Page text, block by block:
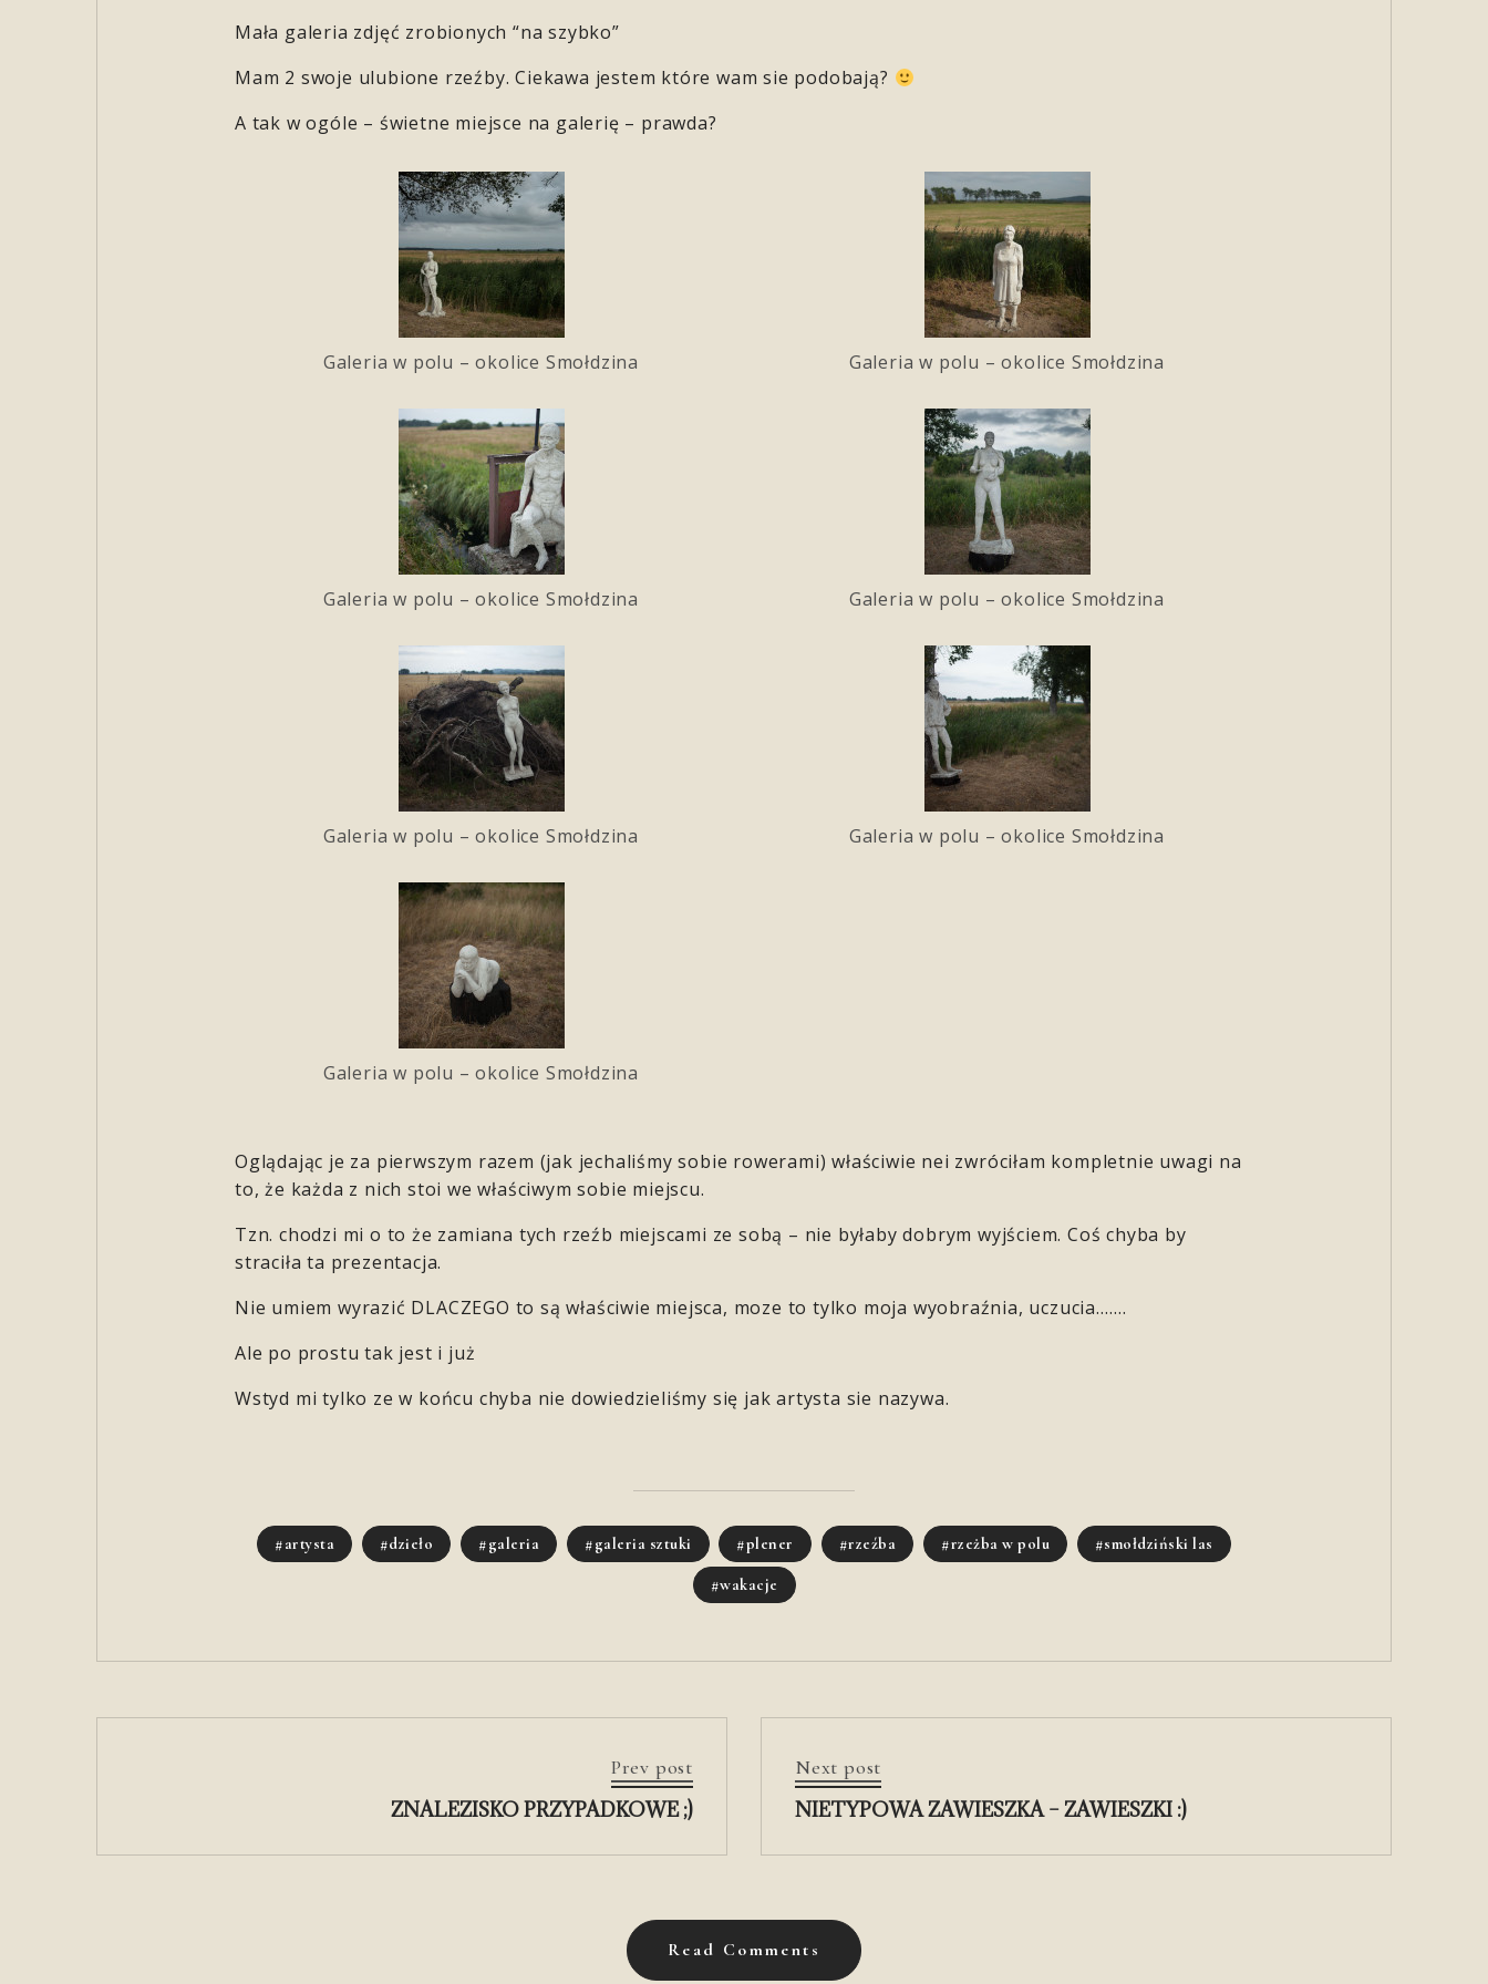
Mała galeria zdjęć zrobionych “na szybko”
Mam 2 swoje ulubione rzeźby. Ciekawa jestem które wam sie podobają?
A tak w ogóle – świetne miejsce na galerię – prawda?
Galeria w polu – okolice Smołdzina Galeria w polu – okolice Smołdzina
Galeria w polu – okolice Smołdzina Galeria w polu – okolice Smołdzina
Galeria w polu – okolice Smołdzina Galeria w polu – okolice Smołdzina
Galeria w polu – okolice Smołdzina
Oglądając je za pierwszym razem (jak jechaliśmy sobie rowerami) właściwie nei zwróciłam kompletnie uwagi na
to, że każda z nich stoi we właściwym sobie miejscu.
Tzn. chodzi mi o to że zamiana tych rzeźb miejscami ze sobą – nie byłaby dobrym wyjściem. Coś chyba by
straciła ta prezentacja.
Nie umiem wyrazić DLACZEGO to są właściwie miejsca, moze to tylko moja wyobraźnia, uczucia…….
Ale po prostu tak jest i już
Wstyd mi tylko ze w końcu chyba nie dowiedzieliśmy się jak artysta sie nazywa.
artysta dzieło galeria galeria sztuki plener rzeźba rzeżba w polu smołdziński las
wakacje
Prev post
ZNALEZISKO PRZYPADKOWE ;)
Next post
NIETYPOWA ZAWIESZKA – ZAWIESZKI :)
Read Comments